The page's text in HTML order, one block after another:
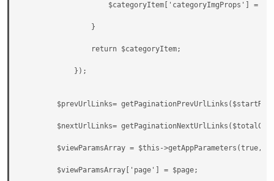
$categoryItem['categoryImgProps'] =
                }
                return $categoryItem;
            });
$prevUrlLinks=
$nextUrlLinks=
$viewParamsArray = $this->getAppParameters(true,
        $viewParamsArray['page'] = $page;